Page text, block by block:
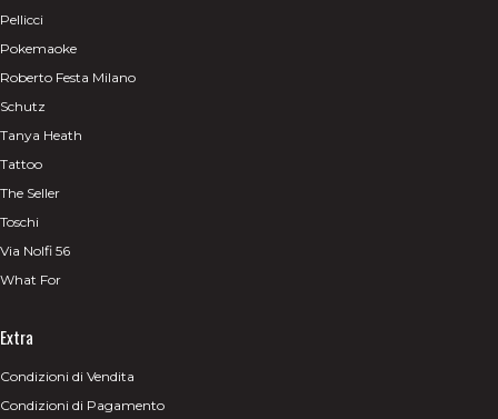
Pellicci
Pokemaoke
Roberto Festa Milano
Schutz
Tanya Heath
Tattoo
The Seller
Toschi
Via Nolfi 56
What For
Extra
Condizioni di Vendita
Condizioni di Pagamento